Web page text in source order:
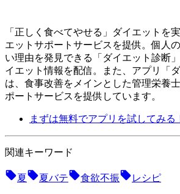
「正しく食べてやせる」ダイエットを
エットサポートサービスを提供。個人
い理由を発見できる「ダイエット診断
イエット情報を配信。 また、アプリ「
は、食事改善をメインとした管理栄養
ポートサービスを提供しています。
まずは無料でアプリを試してみる
関連キーワード
夏 夏バテ 食欲不振 レシピ